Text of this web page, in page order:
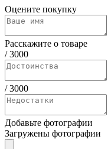
Оцените покупку
Расскажите о товаре
/3000
/3000
Добавьте фотографии
Загружены фотографии